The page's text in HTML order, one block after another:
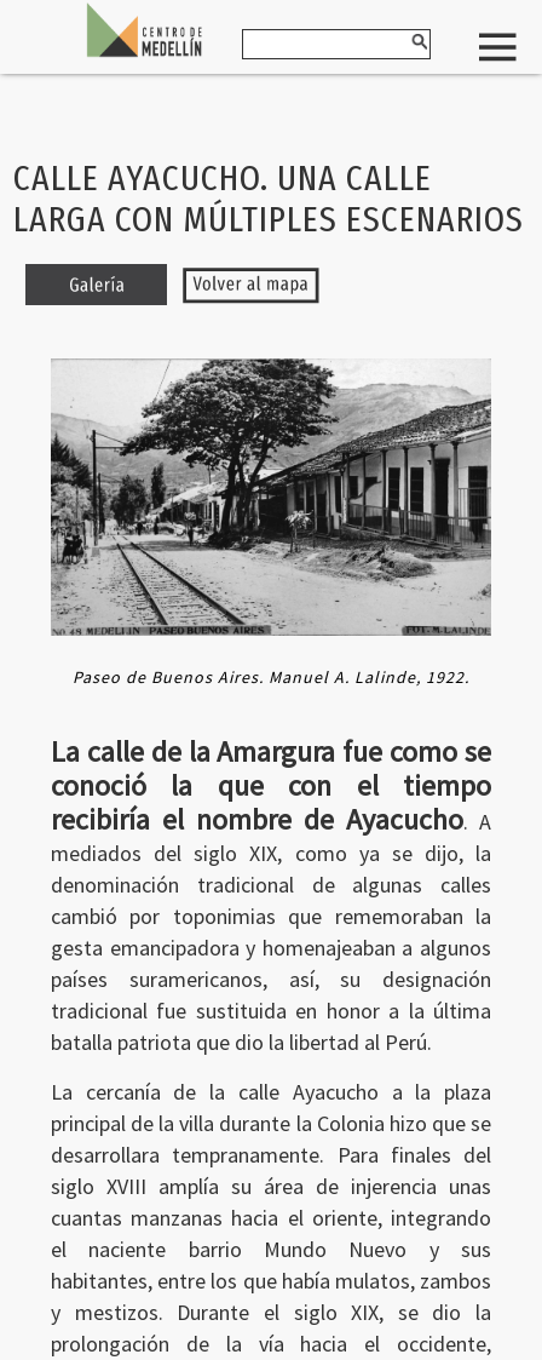
CALLE AYACUCHO. UNA CALLE
LARGA CON MÚLTIPLES ESCENARIOS
Paseo de Buenos Aires. Manuel A. Lalinde, 1922.
La calle de la Amargura fue como se
conoció la que con el tiempo
recibiría el nombre de Ayacucho. A
mediados del siglo XIX, como ya se dijo, la
denominación tradicional de algunas calles
cambió por toponimias que rememoraban la
gesta emancipadora y homenajeaban a algunos
países suramericanos, así, su designación
tradicional fue sustituida en honor a la última
batalla patriota que dio la libertad al Perú.
La cercanía de la calle Ayacucho a la plaza
principal de la villa durante la Colonia hizo que se
desarrollara tempranamente. Para finales del
siglo XVIII amplía su área de injerencia unas
cuantas manzanas hacia el oriente, integrando
el naciente barrio Mundo Nuevo y sus
habitantes, entre los que había mulatos, zambos
y mestizos. Durante el siglo XIX, se dio la
prolongación de la vía hacia el occidente,